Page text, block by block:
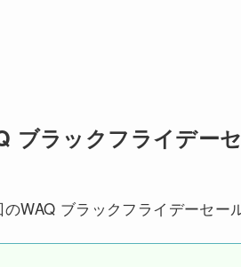
ブラックフライデー
WAQ ブラックフライデーセー